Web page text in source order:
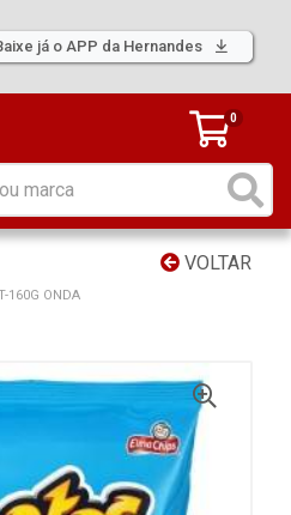
já o APP da Hernandes
0
VOLTAR
160G ONDA